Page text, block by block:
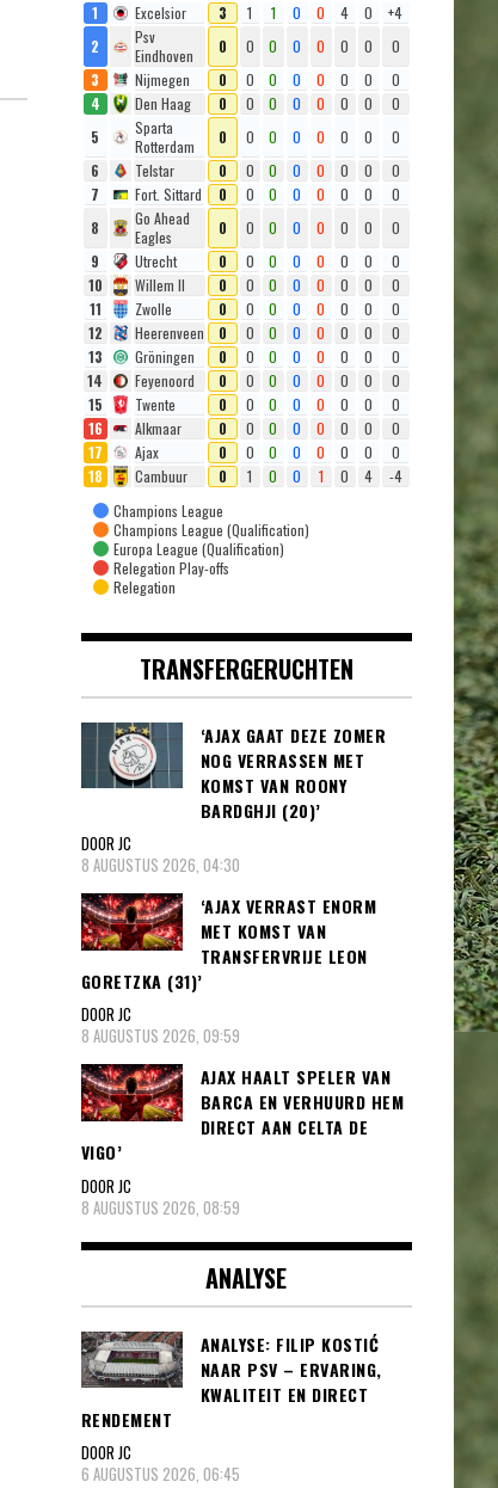
1 Excelsior 3 1 1 0 0 4 0
+4
2
Psv
Eindhoven
0 0 0 0 0 0 0
0
3
Nijmegen 0 0 0 0 0 0 0
0
4
Den Haag 0 0 0 0 0 0 0
0
5
Sparta
Rotterdam
0 0 0 0 0 0 0
0
6
Telstar 0 0 0 0 0 0 0
0
7
Fort. Sittard 0 0 0 0 0 0 0
0
8
Go Ahead
Eagles
0 0 0 0 0 0 0
0
9
Utrecht 0 0 0 0 0 0 0
0
10
Willem II 0 0 0 0 0 0 0
0
11
Zwolle 0 0 0 0 0 0 0
0
12
Heerenveen 0 0 0 0 0 0 0
0
13
Gröningen 0 0 0 0 0 0 0
0
14
Feyenoord 0 0 0 0 0 0 0
0
15
Twente 0 0 0 0 0 0 0
0
16
Alkmaar 0 0 0 0 0 0 0
0
17
Ajax 0 0 0 0 0 0 0
0
18
Cambuur 0 1 0 0 1 0 4
-4
Champions League
Champions League (Qualification)
Europa League (Qualification)
Relegation Play-offs
Relegation
TRANSFERGERUCHTEN
‘AJAX GAAT DEZE ZOMER
NOG VERRASSEN MET
KOMST VAN ROONY
BARDGHJI (20)’
DOOR JC
8 AUGUSTUS 2026, 04:30
‘AJAX VERRAST ENORM
MET KOMST VAN
TRANSFERVRIJE LEON
GORETZKA (31)’
DOOR JC
8 AUGUSTUS 2026, 09:59
AJAX HAALT SPELER VAN
BARCA EN VERHUURD HEM
DIRECT AAN CELTA DE
VIGO’
DOOR JC
8 AUGUSTUS 2026, 08:59
ANALYSE
ANALYSE: FILIP KOSTIĆ
NAAR PSV – ERVARING,
KWALITEIT EN DIRECT
RENDEMENT
DOOR JC
6 AUGUSTUS 2026, 06:45